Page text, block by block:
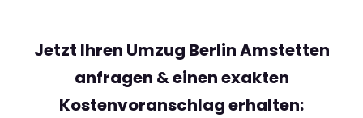
Jetzt Ihren Umzug Berlin Amstetten
anfragen & einen exakten
Kostenvoranschlag erhalten: